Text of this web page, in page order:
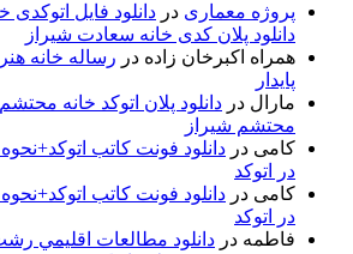
پروژه معماری در دانلود فایل
دانلود پلان کدی خانه سعادت شیراز
همراه اکبرخان زاده در رساله خانه
پایدار
مارال در دانلود پلان اتوکد خانه
محتشم شیراز
کامی در دانلود فونت کاتب
در اتوکد
کامی در دانلود فونت کاتب
در اتوکد
فاطمه در دانلود مطالعات اقليمي